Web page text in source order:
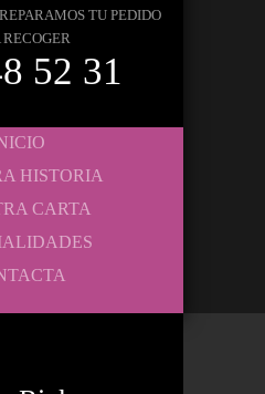
TU PEDIDO
RECOGER
52 31
HISTORIA
CARTA